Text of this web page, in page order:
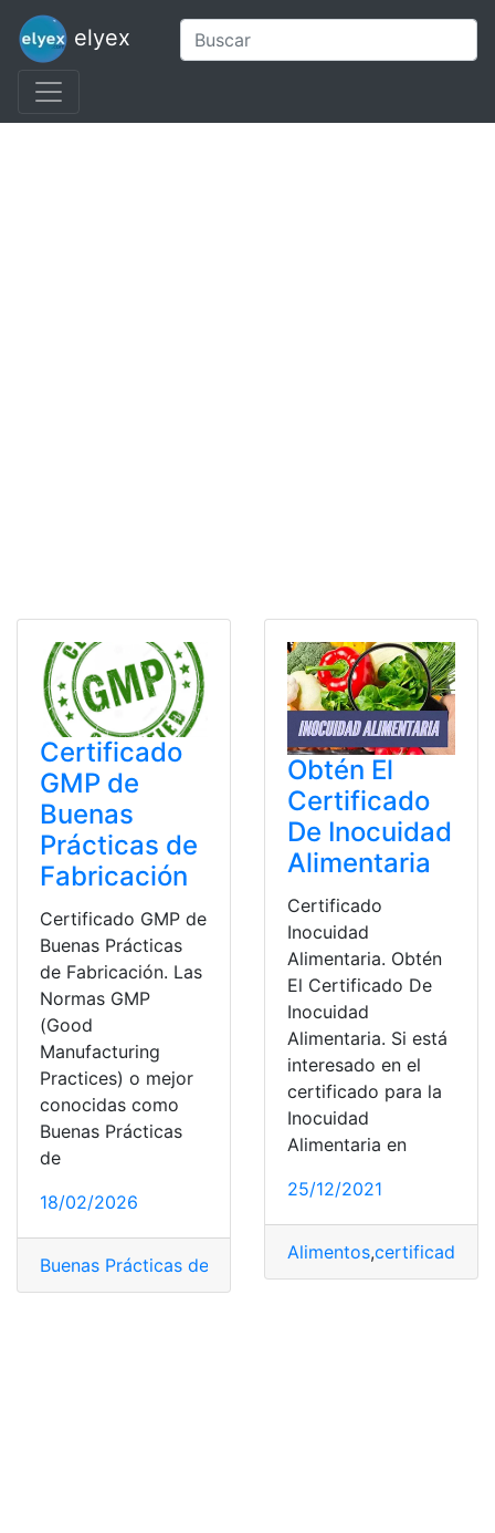
elyex
Certificado
GMP de
Buenas
Prácticas de
Fabricación
Certificado GMP de
Buenas Prácticas
de Fabricación. Las
Normas GMP
(Good
Manufacturing
Practices) o mejor
conocidas como
Buenas Prácticas
de
18/02/2026
Buenas Prácticas de Fabricación,Certificado GMP
Obtén El
Certificado
De Inocuidad
Alimentaria
Certificado
Inocuidad
Alimentaria. Obtén
El Certificado De
Inocuidad
Alimentaria. Si está
interesado en el
certificado para la
Inocuidad
Alimentaria en
25/12/2021
Alimentos,certificado